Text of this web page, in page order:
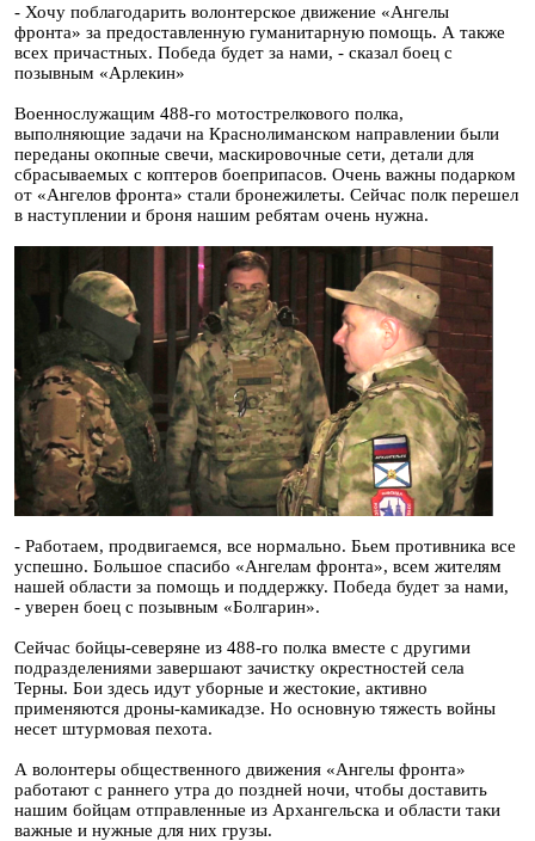
- Хочу поблагодарить волонтерское движение «Ангелы
фронта» за предоставленную гуманитарную помощь. А также
всех причастных. Победа будет за нами, - сказал боец с
позывным «Арлекин»
Военнослужащим 488-го мотострелкового полка,
выполняющие задачи на Краснолиманском направлении были
переданы окопные свечи, маскировочные сети, детали для
сбрасываемых с коптеров боеприпасов. Очень важны подарком
от «Ангелов фронта» стали бронежилеты. Сейчас полк перешел
в наступлении и броня нашим ребятам очень нужна.
- Работаем, продвигаемся, все нормально. Бьем противника все
успешно. Большое спасибо «Ангелам фронта», всем жителям
нашей области за помощь и поддержку. Победа будет за нами,
- уверен боец с позывным «Болгарин».
Сейчас бойцы-северяне из 488-го полка вместе с другими
подразделениями завершают зачистку окрестностей села
Терны. Бои здесь идут уборные и жестокие, активно
применяются дроны-камикадзе. Но основную тяжесть войны
несет штурмовая пехота.
А волонтеры общественного движения «Ангелы фронта»
работают с раннего утра до поздней ночи, чтобы доставить
нашим бойцам отправленные из Архангельска и области таки
важные и нужные для них грузы.